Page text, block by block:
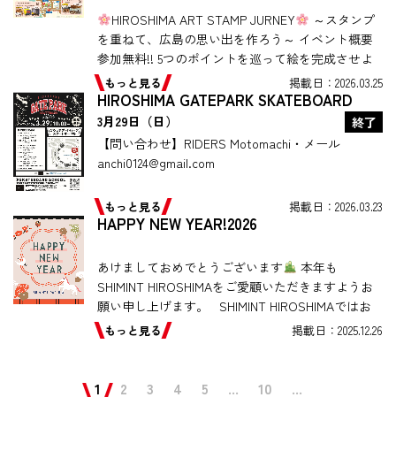
HIROSHIMA ART STAMP JURNEY
～スタンプ
を重ねて、広島の思い出を作ろう～ イベント概要
参加無料!! 5つのポイントを巡って絵を完成させよ
う！ 重ねおしスタンプ […]
掲載日：2026.03.25
もっと見る
HIROSHIMA GATEPARK SKATEBOARD
FESTIVAL
3月29日（日）
終了
【問い合わせ】RIDERS Motomachi・メール
anchi0124@gmail.com
掲載日：2026.03.23
もっと見る
HAPPY NEW YEAR!2026
あけましておめでとうございます
本年も
SHIMINT HIROSHIMAをご愛顧いただきますようお
願い申し上げます。 SHIMINT HIROSHIMAではお
正月のおすすめアイテムや福袋な […]掲載日：2025.12.26
もっと見る
1 2 3 4 5 ... 10 ...